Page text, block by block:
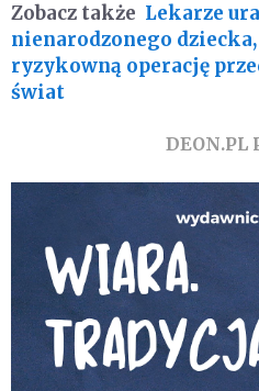
Zobacz także Lekarze
nienarodzonego
ryzykowną operację
świat
DEON.PL